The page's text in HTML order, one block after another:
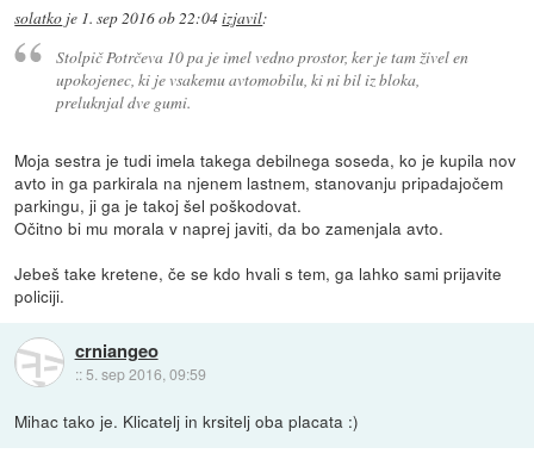
solatko je 1. sep 2016 ob 22:04izjavil:
Stolpič Potrčeva 10 pa je imel vedno prostor, ker je tam živel en
upokojenec, ki je vsakemu avtomobilu, ki ni bil iz bloka,
preluknjal dve gumi.
Moja sestra je tudi imela takega debilnega soseda, ko je kupila nov
avto in ga parkirala na njenem lastnem, stanovanju pripadajočem
parkingu, ji ga je takoj šel poškodovat.
Očitno bi mu morala v naprej javiti, da bo zamenjala avto.
Jebeš take kretene, če se kdo hvali s tem, ga lahko sami prijavite
policiji.
crniangeo
:: 5. sep 2016, 09:59
Mihac tako je. Klicatelj in krsitelj oba placata :)